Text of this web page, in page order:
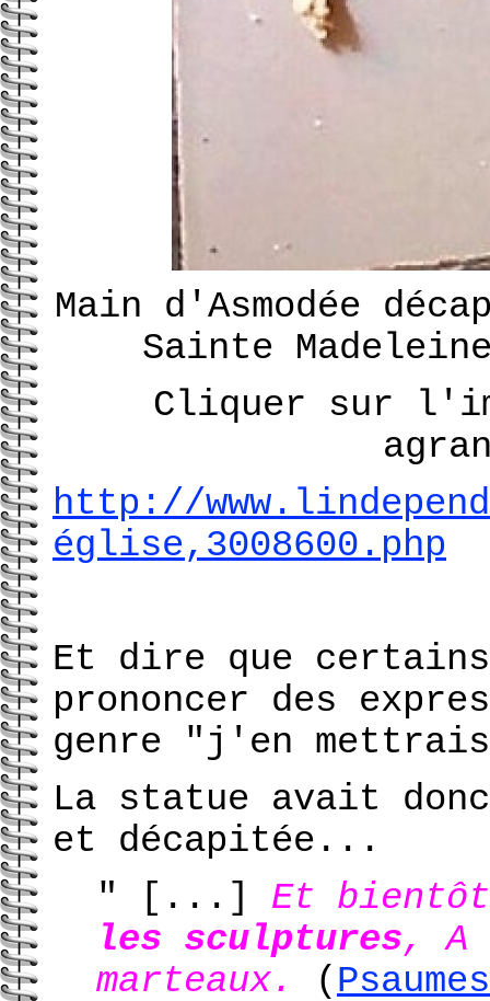
Main d'Asmodée
Sainte
Cliquer sur
http://
église,3008600.php
Et dire que
prononcer des
genre "j'en
La statue avait
et décapitée...
" [...] Et
les sculptures, A
marteaux.
( Psaumes